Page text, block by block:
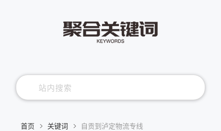
首页 关键词 自贡到泸定物流专线